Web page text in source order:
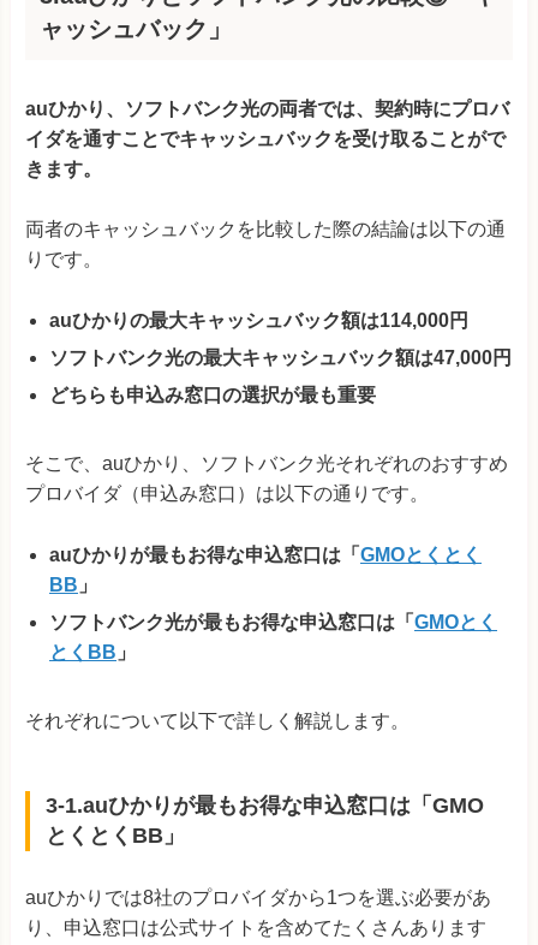
ャッシュバック」
auひかり、ソフトバンク光の両者では、契約時にプロバ
イダを通すことでキャッシュバックを受け取ることがで
きます。
両者のキャッシュバックを比較した際の結論は以下の通
りです。
auひかりの最大キャッシュバック額は114,000円
ソフトバンク光の最大キャッシュバック額は47,000円
どちらも申込み窓口の選択が最も重要
そこで、auひかり、ソフトバンク光それぞれのおすすめ
プロバイダ（申込み窓口）は以下の通りです。
auひかりが最もお得な申込窓口は「 GMOとくとく
BB 」
ソフトバンク光が最もお得な申込窓口は「 GMOとく
とくBB 」
それぞれについて以下で詳しく解説します。
3-1.auひかりが最もお得な申込窓口は「GMO
とくとくBB」
auひかりでは8社のプロバイダから1つを選ぶ必要があ
り、申込窓口は公式サイトを含めてたくさんあります